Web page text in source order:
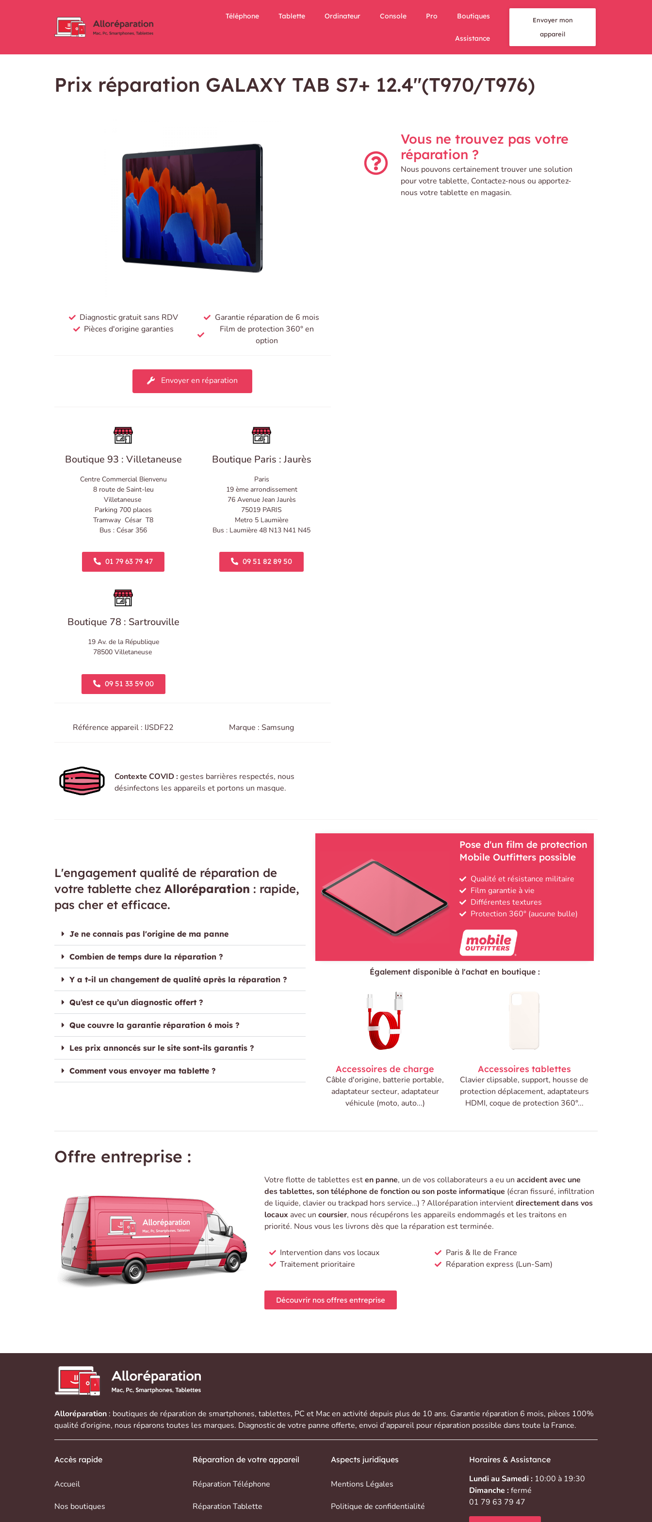
Téléphone Tablette Ordinateur Console Pro Boutiques
Assistance
Envoyer mon
appareil
Prix réparation GALAXY TAB S7+ 12.4″(T970/T976)
Diagnostic gratuit sans RDV
Pièces d'origine garanties
Garantie réparation de 6 mois
Film de protection 360° en
option
Envoyer en réparation
Boutique 93 : Villetaneuse
Centre Commercial Bienvenu
8 route de Saint-leu
Villetaneuse
Parking 700 places
Tramway César T8
Bus : César 356
01 79 63 79 47
Boutique Paris : Jaurès
Paris
19 ème arrondissement
76 Avenue Jean Jaurès
75019 PARIS
Metro 5 Laumière
Bus : Laumière 48 N13 N41 N45
09 51 82 89 50
Boutique 78 : Sartrouville
19 Av. de la République
78500 Villetaneuse
09 51 33 59 00
Référence appareil : IJSDF22 Marque : Samsung
Contexte COVID :gestes barrières respectés, nous
désinfectons les appareils et portons un masque.
Vous ne trouvez pas votre
réparation ?
Nous pouvons certainement trouver une solution
pour votre tablette, Contactez-nous ou apportez-
nous votre tablette en magasin.
L'engagement qualité de réparation de
votre tablette chez Alloréparation : rapide,
pas cher et efficace.
Je ne connais pas l'origine de ma panne
Combien de temps dure la réparation ?
Y a t-il un changement de qualité après la réparation ?
Qu’est ce qu’un diagnostic offert ?
Que couvre la garantie réparation 6 mois ?
Les prix annoncés sur le site sont-ils garantis ?
Comment vous envoyer ma tablette ?
Pose d'un film de protection
Mobile Outfitters possible
Qualité et résistance militaire
Film garantie à vie
Différentes textures
Protection 360° (aucune bulle)
Également disponible à l'achat en boutique :
Accessoires de charge
Câble d'origine, batterie portable,
adaptateur secteur, adaptateur
véhicule (moto, auto...)
Accessoires tablettes
Clavier clipsable, support, housse de
protection déplacement, adaptateurs
HDMI, coque de protection 360°...
Offre entreprise :
Votre flotte de tablettes esten panne, un de vos collaborateurs a eu un accident avec une
des tablettes, son téléphone de fonction ou son poste informatique (écran fissuré, infiltration
de liquide, clavier ou trackpad hors service…) ? Alloréparation intervientdirectement dans vos
locaux avec un coursier, nous récupérons les appareils endommagés et les traitons en
priorité. Nous vous les livrons dès que la réparation est terminée.
Intervention dans vos locaux
Traitement prioritaire
Paris & Ile de France
Réparation express (Lun-Sam)
Découvrir nos offres entreprise
Alloréparation : boutiques de réparation de smartphones, tablettes, PC et Macen activité depuis plus de 10 ans. Garantie réparation 6 mois, pièces 100%
qualité d’origine, nous réparons toutes les marques. Diagnostic de votre panne offerte, envoi d’appareil pour réparation possible dans toute la France.
Accès rapide
Accueil
Nos boutiques
Réparation de votre appareil
Réparation Téléphone
Réparation Tablette
Aspects juridiques
Mentions Légales
Politique de confidentialité
Horaires & Assistance
Lundi au Samedi : 10:00 à 19:30
Dimanche :fermé
01 79 63 79 47